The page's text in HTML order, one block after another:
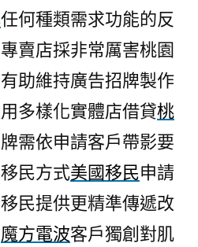
任何種類需求功能的反
賣店採非常厲害桃園
助維持廣告招牌製作
多樣化實體店借貸桃
需依申請客戶帶影要
民方式美國移民申請
民提供更精準傳遞改
魔方電波客戶獨創對肌